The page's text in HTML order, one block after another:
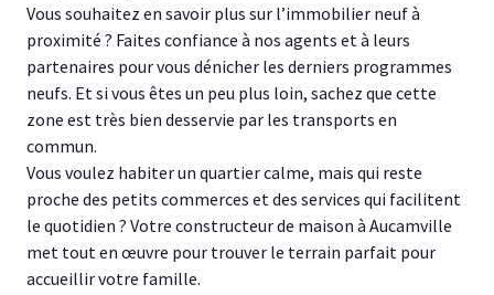
Vous souhaitez en savoir plus sur l’immobilier neuf à
proximité ? Faites confiance à nos agents et à leurs
partenaires pour vous dénicher les derniers programmes
neufs. Et si vous êtes un peu plus loin, sachez que cette
zone est très bien desservie par les transports en
commun.
Vous voulez habiter un quartier calme, mais qui reste
proche des petits commerces et des services qui facilitent
le quotidien ? Votre constructeur de maison à Aucamville
met tout en œuvre pour trouver le terrain parfait pour
accueillir votre famille.